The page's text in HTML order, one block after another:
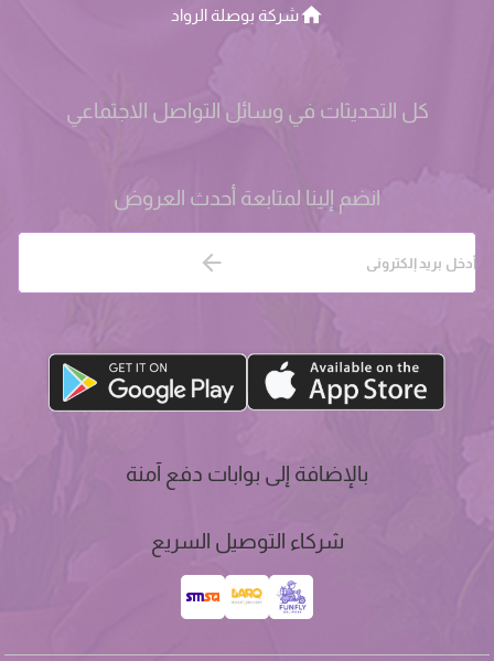
شركة بوصلة الرواد
كل التحديثات في وسائل التواصل الاجتماعي
انضم إلينا لمتابعة أحدث العروض
بالإضافة إلى بوابات دفع آمنة
شركاء التوصيل السريع